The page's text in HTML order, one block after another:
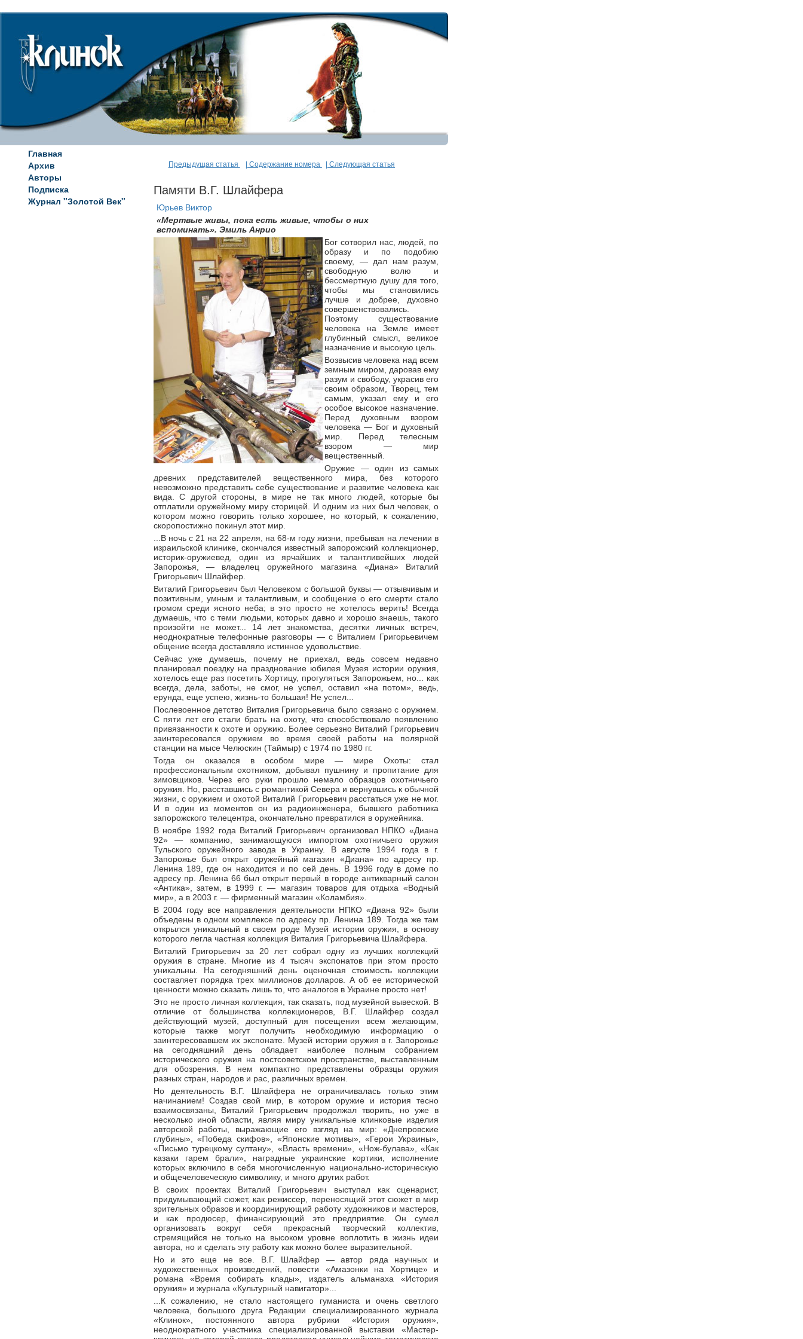
Главная
Архив
Авторы
Подписка
Журнал "Золотой Век"
Предыдущая статья | Содержание номера | Следующая статья
Памяти В.Г. Шлайфера
Юрьев Виктор
«Мертвые живы, пока есть живые, чтобы о них
вспоминать». Эмиль Анрио
Бог сотворил нас, людей, по
образу и по подобию
своему, — дал нам разум,
свободную волю и
бессмертную душу для того,
чтобы мы становились
лучше и добрее, духовно
совершенствовались.
Поэтому существование
человека на Земле имеет
глубинный смысл, великое
назначение и высокую цель.
Возвысив человека над всем
земным миром, даровав ему
разум и свободу, украсив его
своим образом, Творец, тем
самым, указал ему и его
особое высокое назначение.
Перед духовным взором
человека — Бог и духовный
мир. Перед телесным
взором — мир
вещественный.
Оружие — один из самых
древних представителей вещественного мира, без которого
невозможно представить себе существование и развитие человека как
вида. С другой стороны, в мире не так много людей, которые бы
отплатили оружейному миру сторицей. И одним из них был человек, о
котором можно говорить только хорошее, но который, к сожалению,
скоропостижно покинул этот мир.
...В ночь с 21 на 22 апреля, на 68-м году жизни, пребывая на лечении в
израильской клинике, скончался известный запорожский коллекционер,
историк-оружиевед, один из ярчайших и талантливейших людей
Запорожья, — владелец оружейного магазина «Диана» Виталий
Григорьевич Шлайфер.
Виталий Григорьевич был Человеком с большой буквы — отзывчивым и
позитивным, умным и талантливым, и сообщение о его смерти стало
громом среди ясного неба; в это просто не хотелось верить! Всегда
думаешь, что с теми людьми, которых давно и хорошо знаешь, такого
произойти не может... 14 лет знакомства, десятки личных встреч,
неоднократные телефонные разговоры — с Виталием Григорьевичем
общение всегда доставляло истинное удовольствие.
Сейчас уже думаешь, почему не приехал, ведь совсем недавно
планировал поездку на празднование юбилея Музея истории оружия,
хотелось еще раз посетить Хортицу, прогуляться Запорожьем, но... как
всегда, дела, заботы, не смог, не успел, оставил «на потом», ведь,
ерунда, еще успею, жизнь-то большая! Не успел...
Послевоенное детство Виталия Григорьевича было связано с оружием.
С пяти лет его стали брать на охоту, что способствовало появлению
привязанности к охоте и оружию. Более серьезно Виталий Григорьевич
заинтересовался оружием во время своей работы на полярной
станции на мысе Челюскин (Таймыр) с 1974 по 1980 гг.
Тогда он оказался в особом мире — мире Охоты: стал
профессиональным охотником, добывал пушнину и пропитание для
зимовщиков. Через его руки прошло немало образцов охотничьего
оружия. Но, расставшись с романтикой Севера и вернувшись к обычной
жизни, с оружием и охотой Виталий Григорьевич расстаться уже не мог.
И в один из моментов он из радиоинженера, бывшего работника
запорожского телецентра, окончательно превратился в оружейника.
В ноябре 1992 года Виталий Григорьевич организовал НПКО «Диана
92» — компанию, занимающуюся импортом охотничьего оружия
Тульского оружейного завода в Украину. В августе 1994 года в г.
Запорожье был открыт оружейный магазин «Диана» по адресу пр.
Ленина 189, где он находится и по сей день. В 1996 году в доме по
адресу пр. Ленина 66 был открыт первый в городе антикварный салон
«Антика», затем, в 1999 г. — магазин товаров для отдыха «Водный
мир», а в 2003 г. — фирменный магазин «Коламбия».
В 2004 году все направления деятельности НПКО «Диана 92» были
объедены в одном комплексе по адресу пр. Ленина 189. Тогда же там
открылся уникальный в своем роде Музей истории оружия, в основу
которого легла частная коллекция Виталия Григорьевича Шлайфера.
Виталий Григорьевич за 20 лет собрал одну из лучших коллекций
оружия в стране. Многие из 4 тысяч экспонатов при этом просто
уникальны. На сегодняшний день оценочная стоимость коллекции
составляет порядка трех миллионов долларов. А об ее исторической
ценности можно сказать лишь то, что аналогов в Украине просто нет!
Это не просто личная коллекция, так сказать, под музейной вывеской. В
отличие от большинства коллекционеров, В.Г. Шлайфер создал
действующий музей, доступный для посещения всем желающим,
которые также могут получить необходимую информацию о
заинтересовавшем их экспонате. Музей истории оружия в г. Запорожье
на сегодняшний день обладает наиболее полным собранием
исторического оружия на постсоветском пространстве, выставленным
для обозрения. В нем компактно представлены образцы оружия
разных стран, народов и рас, различных времен.
Но деятельность В.Г. Шлайфера не ограничивалась только этим
начинанием! Создав свой мир, в котором оружие и история тесно
взаимосвязаны, Виталий Григорьевич продолжал творить, но уже в
несколько иной области, являя миру уникальные клинковые изделия
авторской работы, выражающие его взгляд на мир: «Днепровские
глубины», «Победа скифов», «Японские мотивы», «Герои Украины»,
«Письмо турецкому султану», «Власть времени», «Нож-булава», «Как
казаки гарем брали», наградные украинские кортики, исполнение
которых включило в себя многочисленную национально-историческую
и общечеловеческую символику, и много других работ.
В своих проектах Виталий Григорьевич выступал как сценарист,
придумывающий сюжет, как режиссер, переносящий этот сюжет в мир
зрительных образов и координирующий работу художников и мастеров,
и как продюсер, финансирующий это предприятие. Он сумел
организовать вокруг себя прекрасный творческий коллектив,
стремящийся не только на высоком уровне воплотить в жизнь идеи
автора, но и сделать эту работу как можно более выразительной.
Но и это еще не все. В.Г. Шлайфер — автор ряда научных и
художественных произведений, повести «Амазонки на Хортице» и
романа «Время собирать клады», издатель альманаха «История
оружия» и журнала «Культурный навигатор»...
...К сожалению, не стало настоящего гуманиста и очень светлого
человека, большого друга Редакции специализированного журнала
«Клинок», постоянного автора рубрики «История оружия»,
неоднократного участника специализированной выставки «Мастер-